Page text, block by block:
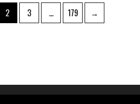
Page
2 Page
3 … Page
179 →